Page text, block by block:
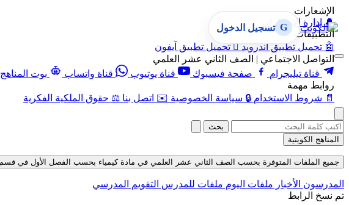
الإشعارات
🔔 إدارة الإشعارات
التطبيقات
🤖 تحميل تطبيق أندرويد  تحميل تطبيق آيفون
التواصل الاجتماعي | الصف الثاني عشر العلمي
قناة تيليجرام
صفحة فيسبوك قناة يوتيوب قناة واتساب
بوت المناهج
روابط مهمة
📄 شروط الاستخدام 🔒 سياسة الخصوصية ✉️ اتصل بنا ⚖️ حقوق الملكية الفكرية
G تسجيل الدخول
بحث
المناهج الكويتية
جميع الملفات المتوفرة بحسب الصف الثاني عشر العلمي في مادة كيمياء بحسب الفصل الأول في قسم مذكرات
المدرسون الأخبار ملفات اليوم ملفات للمدرس التقويم المدرسي
تم نسخ الرابط